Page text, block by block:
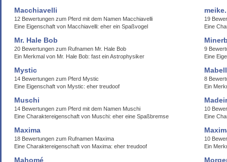
Macchiavelli
12 Bewertungen zum Pferd mit dem Namen Macchiavelli
Eine Eigenschaft von Macchiavelli: eher ein Spaßvogel
19
Eine
Mr. Hale Bob
20 Bewertungen zum Rufnamen Mr. Hale Bob
Ein Merkmal von Mr. Hale Bob: fast ein Astrophysiker
9
Eine
Mystic
14 Bewertungen zum Pferd Mystic
Eine Eigenschaft von Mystic: eher treudoof
8
Ein
Muschi
14 Bewertungen zum Pferd mit dem Namen Muschi
Eine Charaktereigenschaft von Muschi: eher eine Spaßbremse
10
Eine
Maxima
18 Bewertungen zum Rufnamen Maxima
Eine Charaktereigenschaft von Maxima: eher treudoof
10
Ein
Mahomé